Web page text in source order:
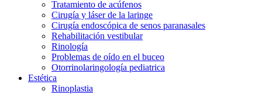
Tratamiento de acúfenos
Cirugía y láser de la laringe
Cirugía endoscópica de senos paranasales
Rehabilitación vestibular
Rinología
Problemas de oído en el buceo
Otorrinolaringología pediatrica
Estética
Rinoplastia